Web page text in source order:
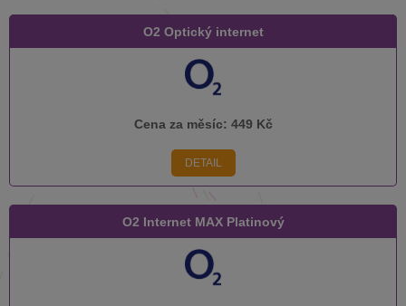
O2 Optický internet
Cena za měsíc: 449 Kč
DETAIL
O2 Internet MAX Platinový